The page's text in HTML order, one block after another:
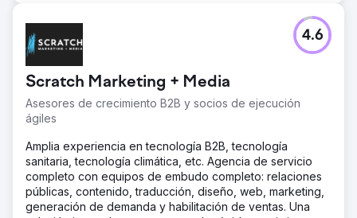
Scratch Marketing + Media
Asesores de crecimiento B2B y socios de ejecución
ágiles
4.6
Amplia experiencia en tecnología B2B, tecnología
sanitaria, tecnología climática, etc. Agencia de servicio
completo con equipos de embudo completo: relaciones
públicas, contenido, traducción, diseño, web, marketing,
generación de demanda y habilitación de ventas. Una